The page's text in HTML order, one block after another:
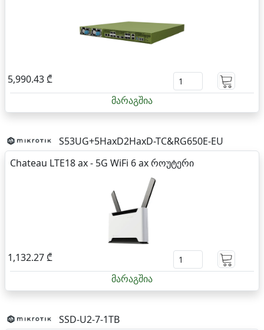
5,990.43 ₾
მარაგშია
S53UG+5HaxD2HaxD-TC&RG650E-EU
Chateau LTE18 ax - 5G WiFi 6 ax როუტერი
1,132.27 ₾
მარაგშია
SSD-U2-7-1TB